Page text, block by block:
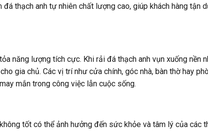
thạch anh tự nhiên chất lượng cao, giúp khách hàng tận
năng lượng tích cực. Khi rải đá thạch anh vụn xuống nền
gia chủ. Các vị trí như cửa chính, góc nhà, bàn thờ hay
mắn trong công việc lẫn cuộc sống.
tốt có thể ảnh hưởng đến sức khỏe và tâm lý của các